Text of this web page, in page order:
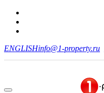
ENGLISHinfo@1-property.ru